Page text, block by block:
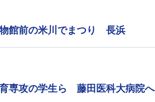
館前の米川でまつり 長浜
専攻の学生ら 藤田医科大病院へ